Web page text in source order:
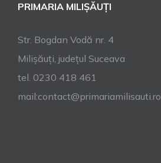
PRIMARIA MILIȘĂUȚI
Str. Bogdan Vodă nr. 4
Milișăuți, județul Suceava
tel. 0230 418 461
mail:contact@primariamilisauti.ro